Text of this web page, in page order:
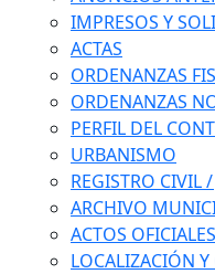
IMPRESOS Y
ACTAS
ORDENANZAS
ORDENANZAS
PERFIL DEL
URBANISMO
REGISTRO CIVIL
ARCHIVO
ACTOS OFICIALES
LOCALIZACIÓN